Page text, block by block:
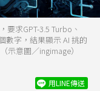
求GPT-3.5 Turbo、
數字，結果顯示 AI 挑的
示意圖／ingimage）
用LINE傳送